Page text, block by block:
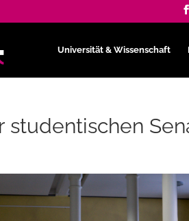
Universität & Wissenschaft